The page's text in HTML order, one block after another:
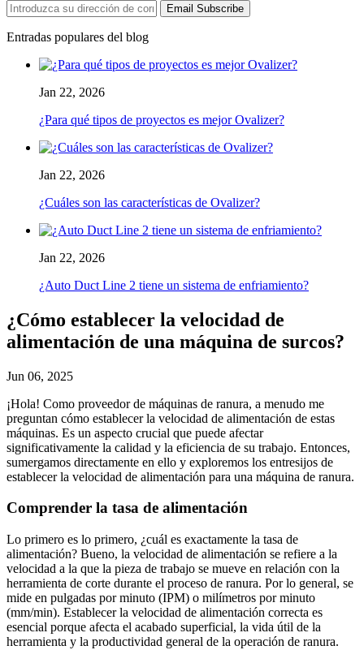
Email Subscribe
Entradas populares del blog
Jan 22, 2026
¿Para qué tipos de proyectos es mejor Ovalizer?
Jan 22, 2026
¿Cuáles son las características de Ovalizer?
Jan 22, 2026
¿Auto Duct Line 2 tiene un sistema de enfriamiento?
¿Cómo establecer la velocidad de
alimentación de una máquina de surcos?
Jun 06, 2025
¡Hola! Como proveedor de máquinas de ranura, a menudo me
preguntan cómo establecer la velocidad de alimentación de estas
máquinas. Es un aspecto crucial que puede afectar
significativamente la calidad y la eficiencia de su trabajo. Entonces,
sumergamos directamente en ello y exploremos los entresijos de
establecer la velocidad de alimentación para una máquina de ranura.
Comprender la tasa de alimentación
Lo primero es lo primero, ¿cuál es exactamente la tasa de
alimentación? Bueno, la velocidad de alimentación se refiere a la
velocidad a la que la pieza de trabajo se mueve en relación con la
herramienta de corte durante el proceso de ranura. Por lo general, se
mide en pulgadas por minuto (IPM) o milímetros por minuto
(mm/min). Establecer la velocidad de alimentación correcta es
esencial porque afecta el acabado superficial, la vida útil de la
herramienta y la productividad general de la operación de ranura.